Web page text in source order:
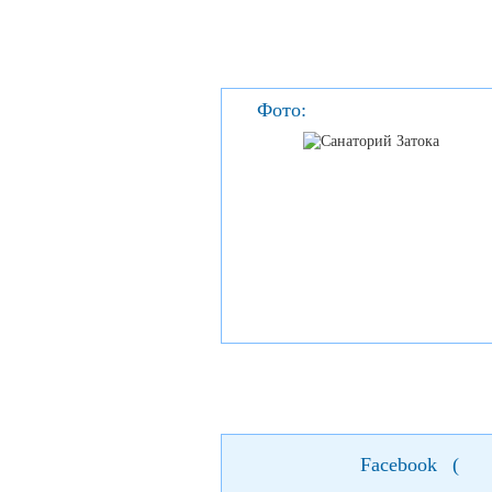
Фото:
Facebook (